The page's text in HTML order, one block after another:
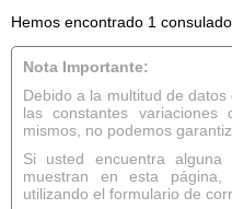
Hemos encontrado 1
Nota Importante:
Debido a la multitud de
las constantes
mismos, no podemos
Si usted encuentra
muestran en esta
utilizando el formulario de